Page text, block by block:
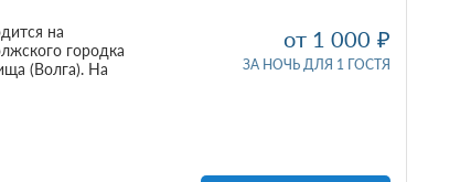
на
городка
(Волга). На
от 1 000
ЗА НОЧЬ ДЛЯ 1 ГОСТЯ